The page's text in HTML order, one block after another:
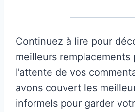
Continuez à lire pour
meilleurs remplacements
l’attente de vos
avons couvert les
informels pour garder